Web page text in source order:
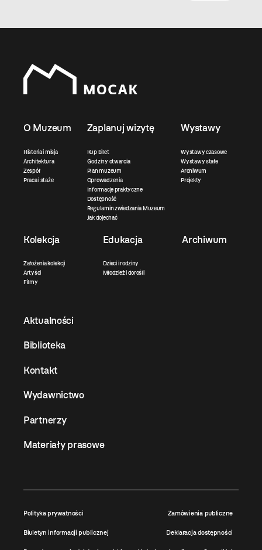
O Muzeum
Historia i misja
Architektura
Zespół
Praca i staże
Zaplanuj wizytę
Kup bilet
Godziny otwarcia
Plan muzeum
Oprowadzenia
Informacje praktyczne
Dostępność
Regulamin zwiedzania Muzeum
Jak dojechać
Wystawy
Wystawy czasowe
Wystawy stałe
Archiwum
Projekty
Kolekcja
Założenia kolekcji
Artyści
Filmy
Edukacja
Dzieci i rodziny
Młodzież i dorośli
Archiwum
Aktualności
Biblioteka
Kontakt
Wydawnictwo
Partnerzy
Materiały prasowe
Polityka prywatności Zamówienia publiczne
Biuletyn informacji publicznej Deklaracja dostępności